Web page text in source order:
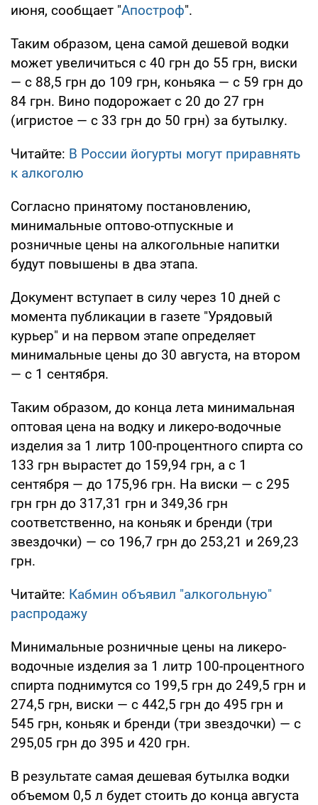
июня, сообщает "Апостроф".
Таким образом, цена самой дешевой водки
может увеличиться с 40 грн до 55 грн, виски
— с 88,5 грн до 109 грн, коньяка — с 59 грн до
84 грн. Вино подорожает с 20 до 27 грн
(игристое — с 33 грн до 50 грн) за бутылку.
Читайте: В России йогурты могут приравнять
к алкоголю
Согласно принятому постановлению,
минимальные оптово-отпускные и
розничные цены на алкогольные напитки
будут повышены в два этапа.
Документ вступает в силу через 10 дней с
момента публикации в газете "Урядовый
курьер" и на первом этапе определяет
минимальные цены до 30 августа, на втором
— с 1 сентября.
Таким образом, до конца лета минимальная
оптовая цена на водку и ликеро-водочные
изделия за 1 литр 100-процентного спирта со
133 грн вырастет до 159,94 грн, а с 1
сентября — до 175,96 грн. На виски — с 295
грн грн до 317,31 грн и 349,36 грн
соответственно, на коньяк и бренди (три
звездочки) — со 196,7 грн до 253,21 и 269,23
грн.
Читайте: Кабмин объявил "алкогольную"
распродажу
Минимальные розничные цены на ликеро-
водочные изделия за 1 литр 100-процентного
спирта поднимутся со 199,5 грн до 249,5 грн и
274,5 грн, виски — с 442,5 грн до 495 грн и
545 грн, коньяк и бренди (три звездочки) — с
295,05 грн до 395 и 420 грн.
В результате самая дешевая бутылка водки
объемом 0,5 л будет стоить до конца августа